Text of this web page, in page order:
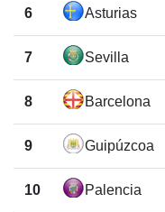
6 Asturias
7 Sevilla
8 Barcelona
9 Guipúzcoa
10 Palencia